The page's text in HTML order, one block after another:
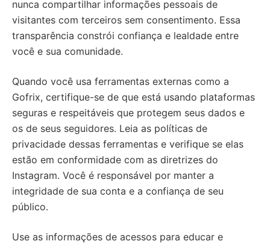
nunca compartilhar informações pessoais de
visitantes com terceiros sem consentimento. Essa
transparência constrói confiança e lealdade entre
você e sua comunidade.
Quando você usa ferramentas externas como a
Gofrix, certifique-se de que está usando plataformas
seguras e respeitáveis que protegem seus dados e
os de seus seguidores. Leia as políticas de
privacidade dessas ferramentas e verifique se elas
estão em conformidade com as diretrizes do
Instagram. Você é responsável por manter a
integridade de sua conta e a confiança de seu
público.
Use as informações de acessos para educar e